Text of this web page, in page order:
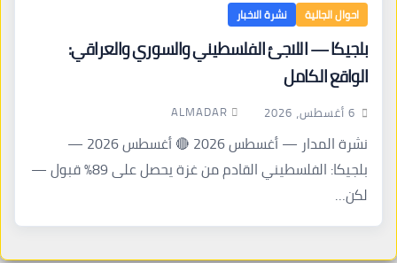
احوال الجالية نشرة الاخبار
بلجيكا — اللاجئ الفلسطيني والسوري والعراقي:
الواقع الكامل
6 أغسطس، 2026 ALMADAR
نشرة المدار — أغسطس 2026 🔴 أغسطس 2026 —
بلجيكا: الفلسطيني القادم من غزة يحصل على 89% قبول —
لكن…